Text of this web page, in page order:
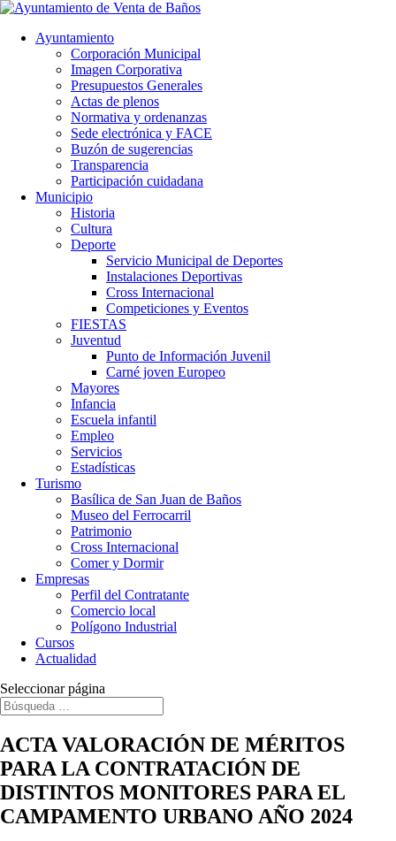
Ayuntamiento
Corporación Municipal
Imagen Corporativa
Presupuestos Generales
Actas de plenos
Normativa y ordenanzas
Sede electrónica y FACE
Buzón de sugerencias
Transparencia
Participación cuidadana
Municipio
Historia
Cultura
Deporte
Servicio Municipal de Deportes
Instalaciones Deportivas
Cross Internacional
Competiciones y Eventos
FIESTAS
Juventud
Punto de Información Juvenil
Carné joven Europeo
Mayores
Infancia
Escuela infantil
Empleo
Servicios
Estadísticas
Turismo
Basílica de San Juan de Baños
Museo del Ferrocarril
Patrimonio
Cross Internacional
Comer y Dormir
Empresas
Perfil del Contratante
Comercio local
Polígono Industrial
Cursos
Actualidad
Seleccionar página
ACTA VALORACIÓN DE MÉRITOS
PARA LA CONTRATACIÓN DE
DISTINTOS MONITORES PARA EL
CAMPAMENTO URBANO AÑO 2024